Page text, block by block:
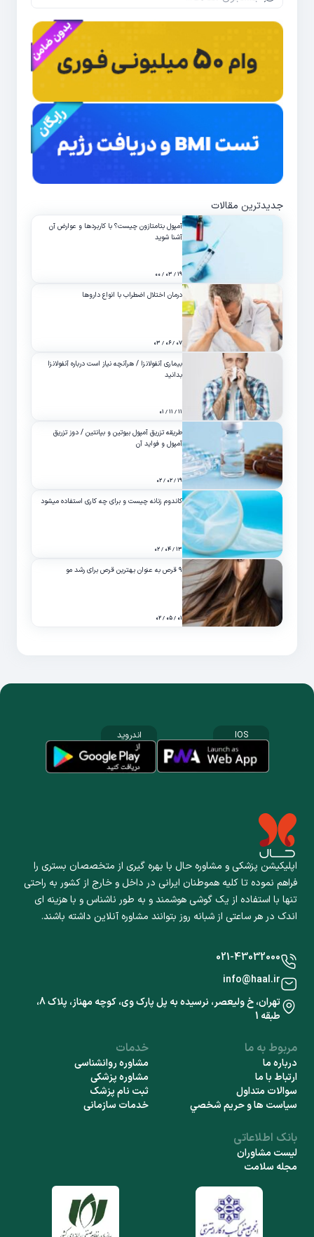
جدیدترین مقالات
آمپول بتامتازون چیست؟ با کاربردها و عوارض آن
آشنا شوید
۱۹ / ۰۳ / ۰۰
درمان اختلال اضطراب با انواع داروها
۰۷ / ۰۶ / ۰۳
بیماری آنفولانزا / هرآنچه نیاز است درباره آنفولانزا
بدانید
۱۱ / ۱۱ / ۰۱
طریقه تزریق آمپول بیوتین و بپانتین / دوز تزریق
آمپول و فواید آن
۱۹ / ۰۲ / ۰۲
کاندوم زنانه چیست و برای چه کاری استفاده میشود
۱۳ / ۰۴ / ۰۲
۹ قرص به عنوان بهترین قرص برای رشد مو
۰۱ / ۰۵ / ۰۲
اپلیکیشن پزشکی و مشاوره حال با بهره گیری از متخصصان بستری را
فراهم نموده تا کلیه هموطنان ایرانی در داخل و خارج از کشور به راحتی
تنها با استفاده از یک گوشی هوشمند و به طور ناشناس و با هزینه ای
اندک در هر ساعتی از شبانه روز بتوانند مشاوره آنلاین داشته باشند.
IOS اندروید
مربوط به ما
درباره ما
ارتباط با ما
سوالات متداول
سياست ها و حريم شخصي
خدمات
مشاوره روانشناسی
مشاوره پزشکی
ثبت نام پزشک
خدمات سازمانی
بانک اطلاعاتی
لیست مشاوران
مجله سلامت
021-43032000
info@haal.ir
تهران، خ ولیعصر، نرسیده به پل پارک وی، کوچه مهناز، پلاک 8،
طبقه 1